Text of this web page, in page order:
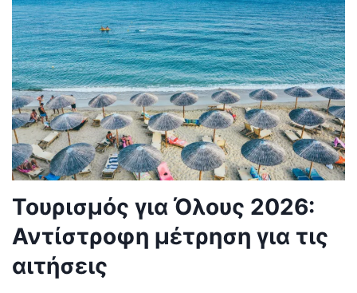
Τουρισμός για Όλους 2026:
Αντίστροφη μέτρηση για τις
αιτήσεις